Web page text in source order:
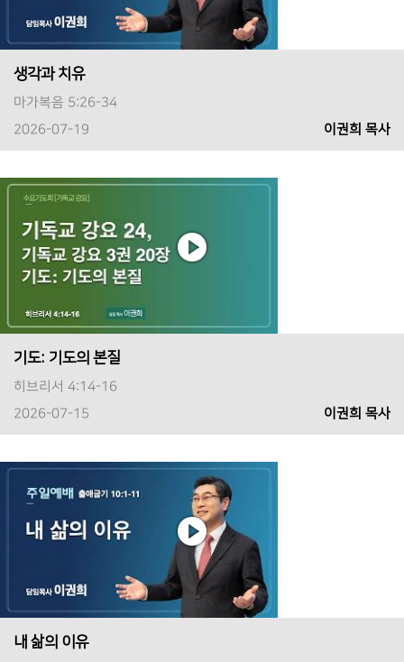
생각과 치유
마가복음 5:26-34
2026-07-19
이권희 목사
기도: 기도의 본질
히브리서 4:14-16
2026-07-15
이권희 목사
내 삶의 이유